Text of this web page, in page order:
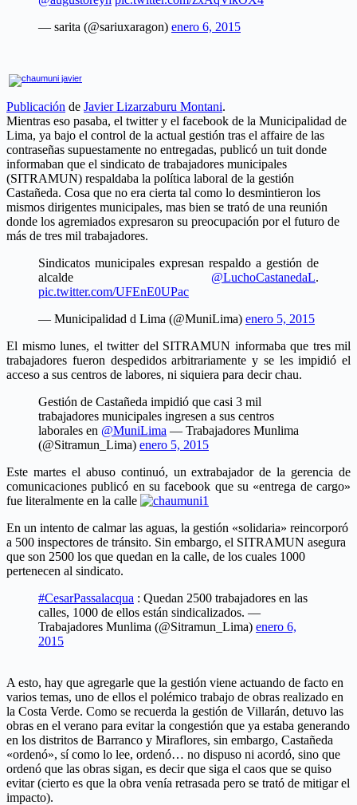
— sarita (@sariuxaragon) enero 6, 2015
Publicación de Javier Lizarzaburu Montani.
Mientras eso pasaba, el twitter y el facebook de la Municipalidad de
Lima, ya bajo el control de la actual gestión tras el affaire de las
contraseñas supuestamente no entregadas, publicó un tuit donde
informaban que el sindicato de trabajadores municipales
(SITRAMUN) respaldaba la política laboral de la gestión
Castañeda. Cosa que no era cierta tal como lo desmintieron los
mismos dirigentes municipales, mas bien se trató de una reunión
donde los agremiados expresaron su preocupación por el futuro de
más de tres mil trabajadores.
Sindicatos municipales expresan respaldo a gestión de
alcalde @LuchoCastanedaL.
pic.twitter.com/UFEnE0UPac
— Municipalidad d Lima (@MuniLima) enero 5, 2015
El mismo lunes, el twitter del SITRAMUN informaba que tres mil
trabajadores fueron despedidos arbitrariamente y se les impidió el
acceso a sus centros de labores, ni siquiera para decir chau.
Gestión de Castañeda impidió que casi 3 mil
trabajadores municipales ingresen a sus centros
laborales en @MuniLima — Trabajadores Munlima
(@Sitramun_Lima) enero 5, 2015
Este martes el abuso continuó, un extrabajador de la gerencia de
comunicaciones publicó en su facebook que su «entrega de cargo»
fue literalmente en la calle
En un intento de calmar las aguas, la gestión «solidaria» reincorporó
a 500 inspectores de tránsito. Sin embargo, el SITRAMUN asegura
que son 2500 los que quedan en la calle, de los cuales 1000
pertenecen al sindicato.
#CesarPassalacqua : Quedan 2500 trabajadores en las
calles, 1000 de ellos están sindicalizados. —
Trabajadores Munlima (@Sitramun_Lima) enero 6,
2015
A esto, hay que agregarle que la gestión viene actuando de facto en
varios temas, uno de ellos el polémico trabajo de obras realizado en
la Costa Verde. Como se recuerda la gestión de Villarán, detuvo las
obras en el verano para evitar la congestión que ya estaba generando
en los distritos de Barranco y Miraflores, sin embargo, Castañeda
«ordenó», sí como lo lee, ordenó… no dispuso ni acordó, sino que
ordenó que las obras sigan, es decir que siga el caos que se quiso
evitar (cierto es que la obra venía retrasada pero se trató de mitigar el
impacto).